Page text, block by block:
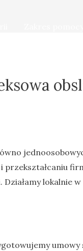
i przekształcaniu
lokalnie
umowy